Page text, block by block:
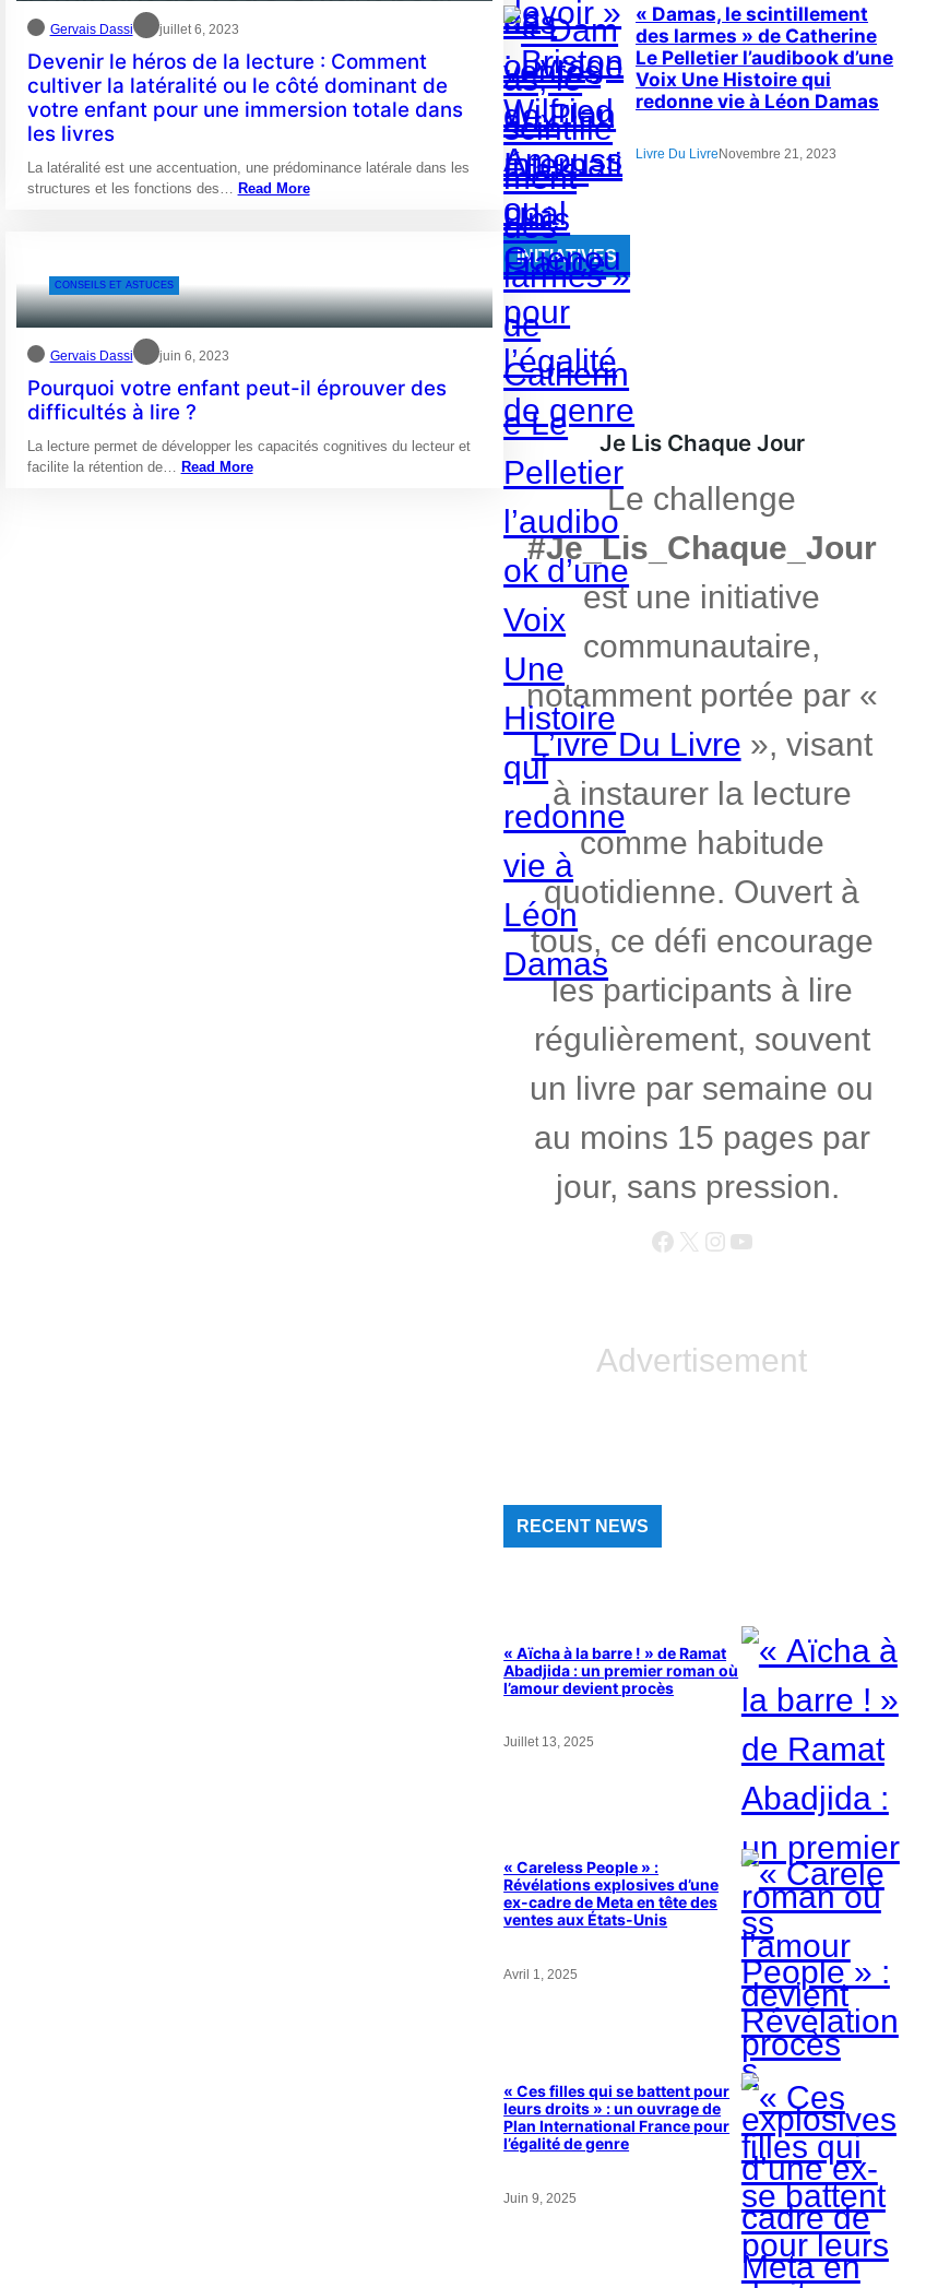
Gervais Dassi juillet 6, 2023
Devenir le héros de la lecture : Comment
cultiver la latéralité ou le côté dominant de
votre enfant pour une immersion totale dans
les livres
La latéralité est une accentuation, une prédominance latérale dans les
structures et les fonctions des… Read More
CONSEILS ET ASTUCES
Gervais Dassi juin 6, 2023
Pourquoi votre enfant peut-il éprouver des
difficultés à lire ?
La lecture permet de développer les capacités cognitives du lecteur et
facilite la rétention de… Read More
« Damas, le scintillement
des larmes » de Catherine
Le Pelletier l’audibook d’une
Voix Une Histoire qui
redonne vie à Léon Damas
Livre Du LivreNovembre 21, 2023
INITIATIVES
Je Lis Chaque Jour
Le challenge
#Je_Lis_Chaque_Jour
est une initiative
communautaire,
notamment portée par «
L’ivre Du Livre », visant
à instaurer la lecture
comme habitude
quotidienne. Ouvert à
tous, ce défi encourage
les participants à lire
régulièrement, souvent
un livre par semaine ou
au moins 15 pages par
jour, sans pression.
Facebook X Instagram YouTube
Advertisement
RECENT NEWS
« Aïcha à la barre ! » de Ramat
Abadjida : un premier roman où
l’amour devient procès
Juillet 13, 2025
« Careless People » :
Révélations explosives d’une
ex-cadre de Meta en tête des
ventes aux États-Unis
Avril 1, 2025
« Ces filles qui se battent pour
leurs droits » : un ouvrage de
Plan International France pour
l’égalité de genre
Juin 9, 2025